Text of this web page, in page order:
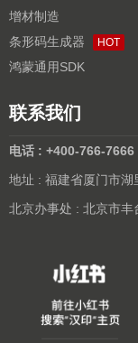
增材制造
条形码生成器
HOT
鸿蒙通用SDK
联系我们
电话 : +400-766-7666
地址 : 福建省厦门市湖
北京办事处 : 北京市